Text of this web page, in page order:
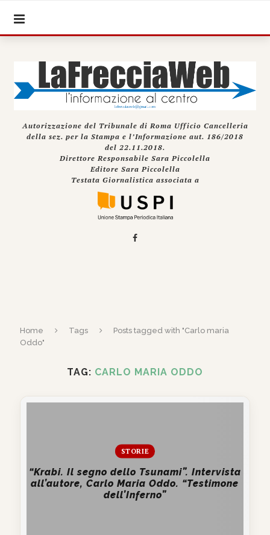
Autorizzazione del Tribunale di Roma Ufficio Cancelleria
della sez. per la Stampa e l’Informazione aut. 186/2018
del 22.11.2018.
Direttore Responsabile Sara Piccolella
Editore Sara Piccolella
Testata Giornalistica associata a
Home Tags
Posts tagged with "Carlo maria
Oddo"
TAG: CARLO MARIA ODDO
STORIE
“Krabi. Il segno dello Tsunami”. Intervista
all’autore, Carlo Maria Oddo. “Testimone
dell’Inferno”